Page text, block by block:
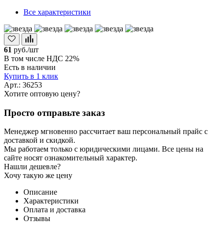
Все характеристики
61 руб./шт
В том числе НДС 22%
Есть в наличии
Купить в 1 клик
Арт.: 36253
Хотите оптовую цену?
Просто отправьте заказ
Менеджер мгновенно рассчитает ваш персональный прайс с
доставкой и скидкой.
Мы работаем только с юридическими лицами. Все цены на
сайте носят ознакомительный характер.
Нашли дешевле?
Хочу такую же цену
Описание
Характеристики
Оплата и доставка
Отзывы